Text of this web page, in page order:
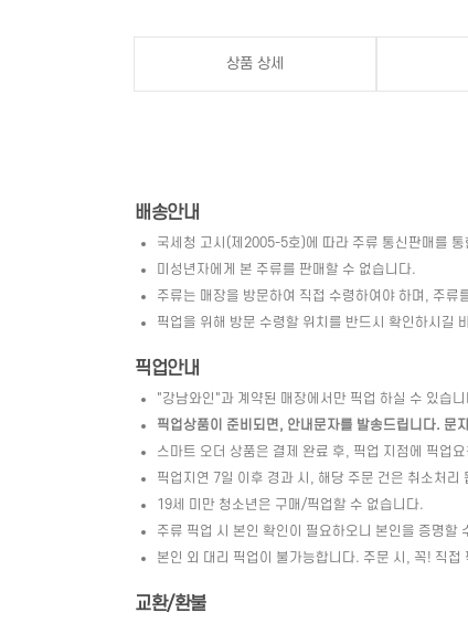
상품 상세
배송안내
국세청 고시(제2005-5호)에 따라 주류 통신판매를
미성년자에게 본 주류를 판매할 수 없습니다.
주류는 매장을 방문하여 직접 수령하여야 하며, 주
픽업을 위해 방문 수령할 위치를 반드시 확인하시길
픽업안내
"강남와인"과 계약된 매장에서만 픽업 하실 수 있습니
픽업상품이 준비되면, 안내문자를 발송드립니다. 문
스마트 오더 상품은 결제 완료 후, 픽업 지점에 픽업
픽업지연 7일 이후 경과 시, 해당 주문 건은 취소처리
19세 미만 청소년은 구매/픽업할 수 없습니다.
주류 픽업 시 본인 확인이 필요하오니 본인을 증명
본인 외 대리 픽업이 불가능합니다. 주문 시, 꼭! 직접
교환/환불